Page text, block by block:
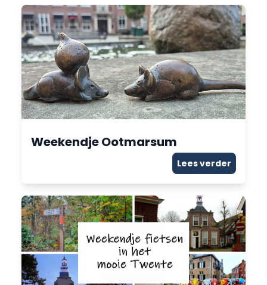
Weekendje Ootmarsum
Lees verder